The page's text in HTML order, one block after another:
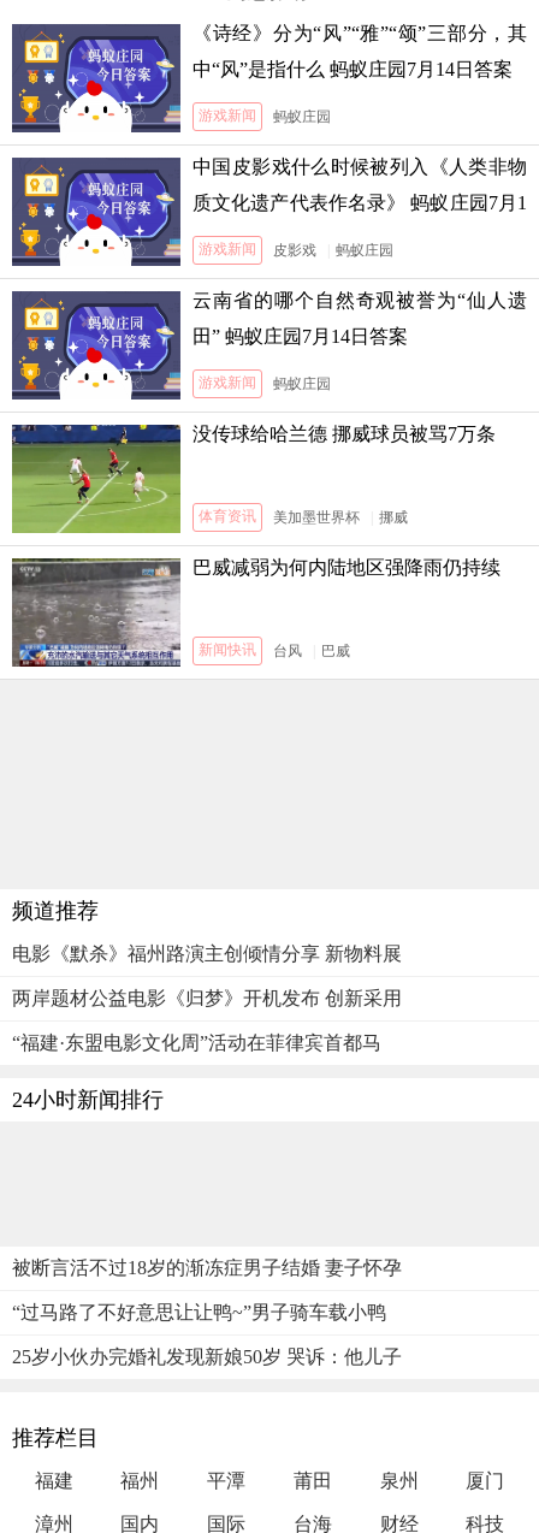
《诗经》分为“风”“雅”“颂”三部分，其
中“风”是指什么 蚂蚁庄园7月14日答案
游戏新闻 蚂蚁庄园
中国皮影戏什么时候被列入《人类非物
质文化遗产代表作名录》 蚂蚁庄园7月1
3日答案
游戏新闻 皮影戏 蚂蚁庄园
云南省的哪个自然奇观被誉为“仙人遗
田” 蚂蚁庄园7月14日答案
游戏新闻 蚂蚁庄园
没传球给哈兰德 挪威球员被骂7万条
体育资讯 美加墨世界杯 挪威
巴威减弱为何内陆地区强降雨仍持续
新闻快讯 台风 巴威
频道推荐
电影《默杀》福州路演主创倾情分享 新物料展
两岸题材公益电影《归梦》开机发布 创新采用
“福建·东盟电影文化周”活动在菲律宾首都马
24小时新闻排行
被断言活不过18岁的渐冻症男子结婚 妻子怀孕
“过马路了不好意思让让鸭~”男子骑车载小鸭
25岁小伙办完婚礼发现新娘50岁 哭诉：他儿子
推荐栏目
福建 福州 平潭 莆田 泉州 厦门
漳州 国内 国际 台海 财经 科技